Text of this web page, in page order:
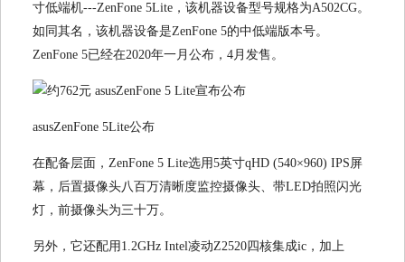
寸低端机---ZenFone 5Lite，该机器设备型号规格为A502CG。
如同其名，该机器设备是ZenFone 5的中低端版本号。
ZenFone 5已经在2020年一月公布，4月发售。
asusZenFone 5Lite公布
在配备层面，ZenFone 5 Lite选用5英寸qHD (540×960) IPS屏
幕，后置摄像头八百万清晰度监控摄像头、带LED拍照闪光
灯，前摄像头为三十万。
另外，它还配用1.2GHz Intel凌动Z2520四核集成ic，加上